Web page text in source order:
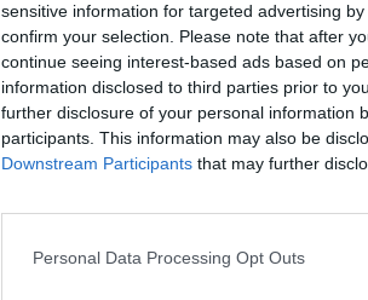
sensitive information for targeted advertising
confirm your selection. Please note that after
continue seeing interest-based ads based on
information disclosed to third parties prior to
further disclosure of your personal information
participants. This information may also be
Downstream Participants that may further
Personal Data Processing Opt Outs